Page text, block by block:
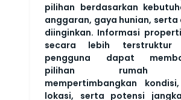
pilihan berdasarkan
anggaran, gaya hunian, serta
diinginkan. Informasi
secara lebih terstruktur
pengguna dapat
pilihan rumah
mempertimbangkan
lokasi, serta potensi